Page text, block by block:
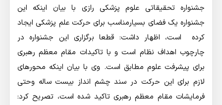
جشنواره تحقیقاتی علوم پزشکی رازی با بیان اینکه این
جشنواره یک فضای بسیارمناسب برای حرکت علم پزشکی ایجاد
کرده است، اظهار داشت: قطعا برگزاری این جشنواره در
چارچوب اهداف نظام است و با تاکیدات مقام معظم رهبری
برای پیشرفت علوم مطابق است. وی با بیان اینکه محورهای
لازم برای این حرکت در سند چشم انداز بیست ساله وحتی
فرمایشات مقام معظم رهبری تاکید شده است، تصریح کرد: